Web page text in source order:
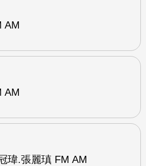
AM
AM
瑋.張麗瑱 FM AM